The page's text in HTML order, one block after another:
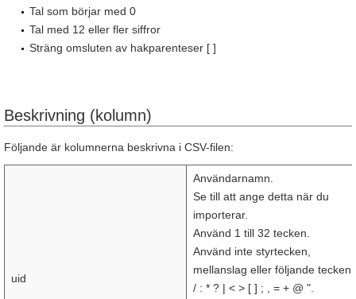
Tal som börjar med 0
Tal med 12 eller fler siffror
Sträng omsluten av hakparenteser [ ]
Beskrivning (kolumn)
Följande är kolumnerna beskrivna i CSV-filen:
uid
Användarnamn.
Se till att ange detta när du
importerar.
Använd 1 till 32 tecken.
Använd inte styrtecken,
mellanslag eller följande
/ : * ? | < > [ ] ; , = + @ ".